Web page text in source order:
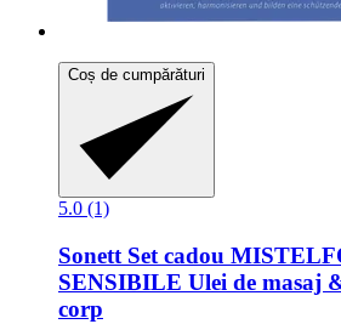
Coș de cumpărături
5.0 (1)
Sonett Set cadou
SENSIBILE Ulei de masaj
corp